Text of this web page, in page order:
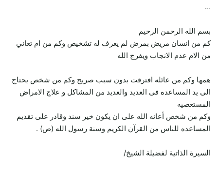
…
بسم الله الرحمن الرحيم
كم من انسان مريض بمرض لم يعرف له تشخيص وكم من ام تعاني
من الام عدم الانجاب ويفرج الله
همها وكم من عائله افترقت بدون سبب صريح وكم من شخص يحتاج
الى يد المساعده فى العديد والعديد من المشاكل و علاج الامراض
المستعصيه
وكم من شخص أعانه الله على ان يكون خير سند وقادر على تقديم
المساعده للناس من القرآن الكريم وسنة رسول الله (ص) .
السيرة الذاتية لفضيلة الشيخ/